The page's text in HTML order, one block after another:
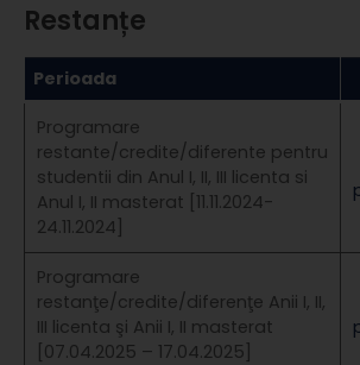
Restanțe
Perioada
Programare
restante/credite/diferente pentru
studentii din Anul I, II, III licenta si
Anul I, II masterat [11.11.2024-
24.11.2024]
Programare
restanţe/credite/diferenţe Anii I, II,
III licenta şi Anii I, II masterat
[07.04.2025 – 17.04.2025]